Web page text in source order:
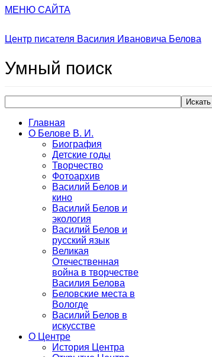
МЕНЮ САЙТА
Центр писателя Василия Ивановича Белова
Умный поиск
Искать
Главная
О Белове В. И.
Биография
Детские годы
Творчество
Фотоархив
Василий Белов и
кино
Василий Белов и
экология
Василий Белов и
русский язык
Великая
Отечественная
война в творчестве
Василия Белова
Беловские места в
Вологде
Василий Белов в
искусстве
О Центре
История Центра